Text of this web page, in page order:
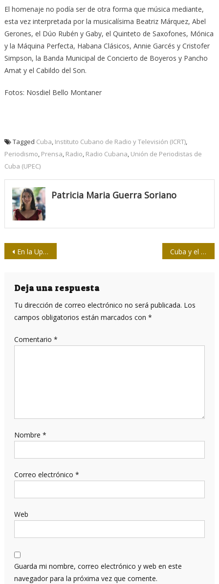
El homenaje no podía ser de otra forma que música mediante,
esta vez interpretada por la musicalísima Beatriz Márquez, Abel
Gerones, el Dúo Rubén y Gaby, el Quinteto de Saxofones, Mónica
y la Máquina Perfecta, Habana Clásicos, Annie Garcés y Cristofer
Simpson, la Banda Municipal de Concierto de Boyeros y Pancho
Amat y el Cabildo del Son.
Fotos: Nosdiel Bello Montaner
Tagged Cuba, Instituto Cubano de Radio y Televisión (ICRT),
Periodismo, Prensa, Radio, Radio Cubana, Unión de Periodistas de
Cuba (UPEC)
Patricia Maria Guerra Soriano
Navegación
entradas
En la Upec, todo el amor (por Cuba) de Vietnam Cuba y el protagonismo de la mujer
Deja una respuesta
Tu dirección de correo electrónico no será publicada. Los
campos obligatorios están marcados con *
Comentario *
Nombre *
Correo electrónico *
Web
Guarda mi nombre, correo electrónico y web en este
navegador para la próxima vez que comente.